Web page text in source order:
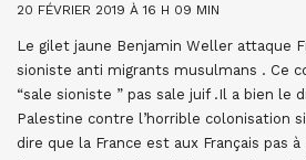
20 FÉVRIER 2019 À 16 H 09 MIN
Le gilet jaune Benjamin Weller attaque
sioniste anti migrants musulmans . Ce
“sale sioniste ” pas sale juif .Il a bien le
Palestine contre l’horrible colonisation
dire que la France est aux Français pas